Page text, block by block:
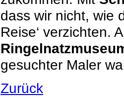
dass wir nicht, wie
Reise‘ verzichten.
gesuchter Maler
Zurück